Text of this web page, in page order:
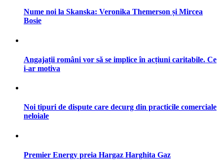
Nume noi la Skanska: Veronika Themerson și Mircea
Bosie
Angajații români vor să se implice în acțiuni caritabile. Ce
i-ar motiva
Noi tipuri de dispute care decurg din practicile comerciale
neloiale
Premier Energy preia Hargaz Harghita Gaz